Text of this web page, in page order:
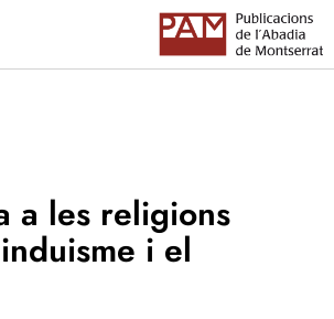
a les religions
i el